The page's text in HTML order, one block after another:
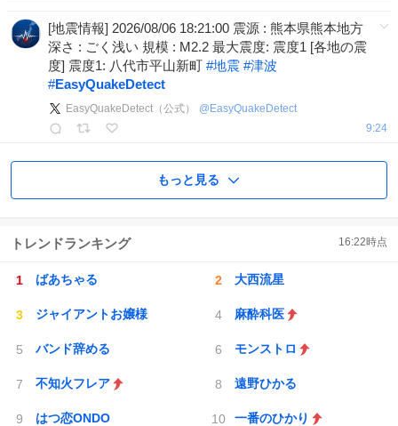
[地震情報] 2026/08/06 18:21:00 震源 : 熊本県熊本地方
深さ : ごく浅い 規模 : M2.2 最大震度: 震度1 [各地の震
度] 震度1: 八代市平山新町 #地震 #津波
#EasyQuakeDetect
EasyQuakeDetect（公式） @ EasyQuakeDetect
9:24
もっと見る
トレンドランキング 16:22時点
ばあちゃる 大西流星
ジャイアントお嬢様 麻酔科医
バンド辞める モンストロ
不知火フレア 遠野ひかる
はつ恋ONDO 一番のひかり